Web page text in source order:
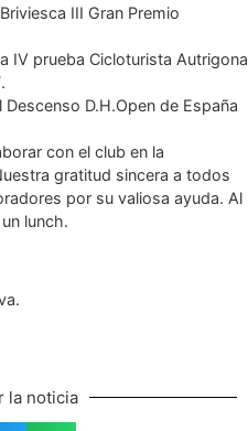
III Gran Premio
IV prueba Cicloturista Autrigona
D.H.Open de España
con el club en la
gratitud sincera a todos
por su valiosa ayuda. Al
lunch.
la noticia